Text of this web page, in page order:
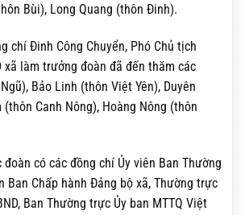
Bùi), Long Quang (thôn Đinh).
chí Đinh Công Chuyển, Phó Chủ tịch
xã làm trưởng đoàn đã đến thăm các
Bảo Linh (thôn Việt Yên), Duyên
(thôn Canh Nông), Hoàng Nông (thôn
đoàn có các đồng chí Ủy viên Ban Thường
Ban Chấp hành Đảng bộ xã, Thường trực
Ban Thường trực Ủy ban MTTQ Việt